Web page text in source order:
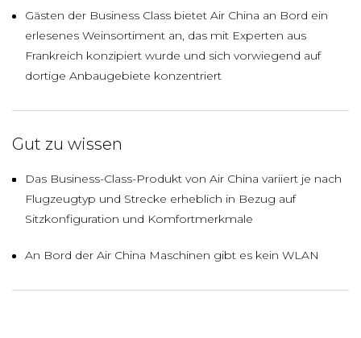
Gästen der Business Class bietet Air China an Bord ein
erlesenes Weinsortiment an, das mit Experten aus
Frankreich konzipiert wurde und sich vorwiegend auf
dortige Anbaugebiete konzentriert
Gut zu wissen
Das Business-Class-Produkt von Air China variiert je nach
Flugzeugtyp und Strecke erheblich in Bezug auf
Sitzkonfiguration und Komfortmerkmale
An Bord der Air China Maschinen gibt es kein WLAN